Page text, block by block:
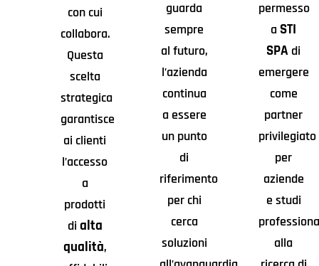
con cui
collabora.
Questa
scelta
strategica
garantisce
ai clienti
l’accesso
a
prodotti
di alta
qualità,
guarda
sempre
al futuro,
l’azienda
continua
a essere
un punto
di
riferimento
per chi
cerca
soluzioni
permesso
a STI
SPA di
emergere
come
partner
privilegiato
per
aziende
e studi
alla